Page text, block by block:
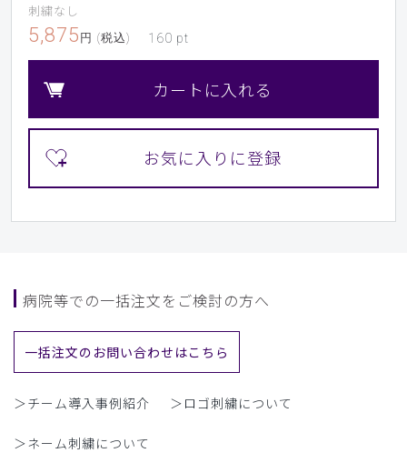
刺繍なし
5,875 円 (税込) 160 pt
カートに入れる
病院等での一括注文をご検討の方へ
一括注文のお問い合わせはこちら
＞チーム導入事例紹介 ＞ロゴ刺繍について
＞ネーム刺繍について